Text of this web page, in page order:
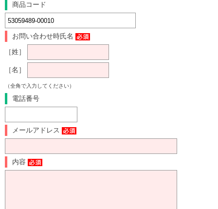
商品コード
お問い合わせ時氏名
［姓］
［名］
（全角で入力してください）
電話番号
メールアドレス
内容